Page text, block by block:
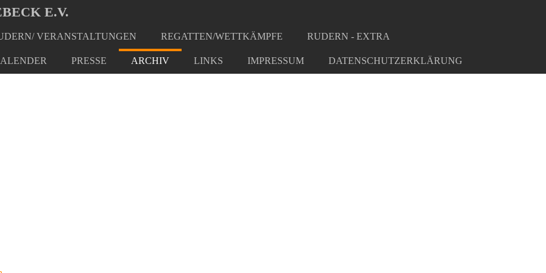
E.V.
VERANSTALTUNGEN REGATTEN/WETTKÄMPFE RUDERN - EXTRA
PRESSE ARCHIV LINKS IMPRESSUM DATENSCHUTZERKLÄRUNG